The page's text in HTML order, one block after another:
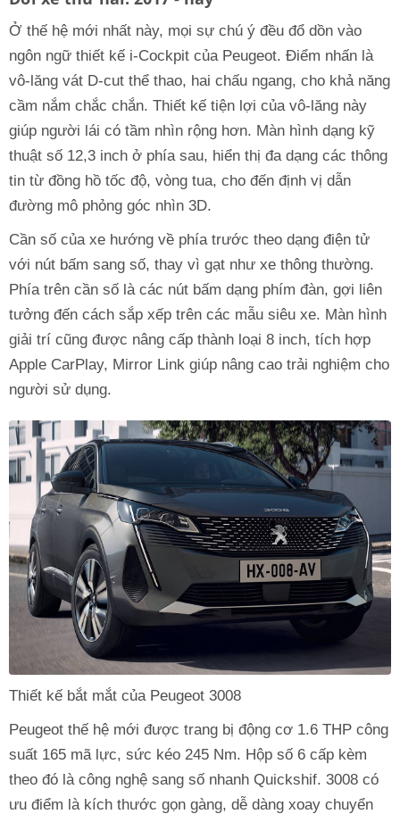
Ở thế hệ mới nhất này, mọi sự chú ý đều đổ dồn vào
ngôn ngữ thiết kế i-Cockpit của Peugeot. Điểm nhấn là
vô-lăng vát D-cut thể thao, hai chấu ngang, cho khả năng
cầm nắm chắc chắn. Thiết kế tiện lợi của vô-lăng này
giúp người lái có tầm nhìn rộng hơn. Màn hình dạng kỹ
thuật số 12,3 inch ở phía sau, hiển thị đa dạng các thông
tin từ đồng hồ tốc độ, vòng tua, cho đến định vị dẫn
đường mô phỏng góc nhìn 3D.
Cần số của xe hướng về phía trước theo dạng điện tử
với nút bấm sang số, thay vì gạt như xe thông thường.
Phía trên cần số là các nút bấm dạng phím đàn, gợi liên
tưởng đến cách sắp xếp trên các mẫu siêu xe. Màn hình
giải trí cũng được nâng cấp thành loại 8 inch, tích hợp
Apple CarPlay, Mirror Link giúp nâng cao trải nghiệm cho
người sử dụng.
Thiết kế bắt mắt của Peugeot 3008
Peugeot thế hệ mới được trang bị động cơ 1.6 THP công
suất 165 mã lực, sức kéo 245 Nm. Hộp số 6 cấp kèm
theo đó là công nghệ sang số nhanh Quickshif. 3008 có
ưu điểm là kích thước gọn gàng, dễ dàng xoay chuyển